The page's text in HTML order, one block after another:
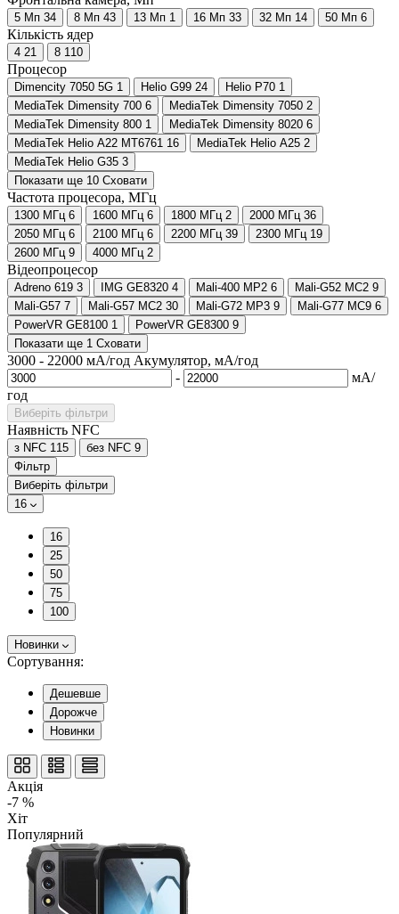
5 Мп 34 8 Мп 43 13 Мп 1 16 Мп 33 32 Мп 14 50 Мп 6
Кількість ядер
4 21 8 110
Процесор
Dimencity 7050 5G 1 Helio G99 24 Helio P70 1
MediaTek Dimensity 700 6 MediaTek Dimensity 7050 2
MediaTek Dimensity 800 1 MediaTek Dimensity 8020 6
MediaTek Helio A22 MT6761 16 MediaTek Helio A25 2
MediaTek Helio G35 3
Показати ще 10 Сховати
Частота процесора, МГц
1300 МГц 6 1600 МГц 6 1800 МГц 2 2000 МГц 36
2050 МГц 6 2100 МГц 6 2200 МГц 39 2300 МГц 19
2600 МГц 9 4000 МГц 2
Відеопроцесор
Adreno 619 3 IMG GE8320 4 Mali-400 MP2 6 Mali-G52 MC2 9
Mali-G57 7 Mali-G57 MC2 30 Mali-G72 MP3 9 Mali-G77 MC9 6
PowerVR GE8100 1 PowerVR GE8300 9
Показати ще 1 Сховати
3000 - 22000 мА/год Акумулятор, мА/год
-
мА/
год
Виберіть фільтри
Наявність NFC
з NFC 115 без NFC 9
Фільтр
Виберіть фільтри
16
16
25
50
75
100
Новинки
Сортування:
Дешевше
Дорожче
Новинки
Акція
-7 %
Хіт
Популярний